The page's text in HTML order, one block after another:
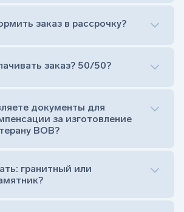
памятника:
на который при помощи
стела)
комплекта
символа веры (крестик или
заказ в рассрочку?
заказ? 50/50?
документы для
за изготовление
ВОВ?
гранитный или